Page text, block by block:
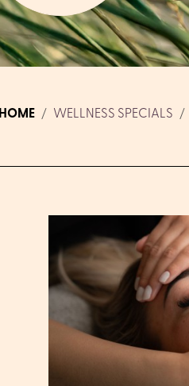
HOME WELLNESS SPECIALS